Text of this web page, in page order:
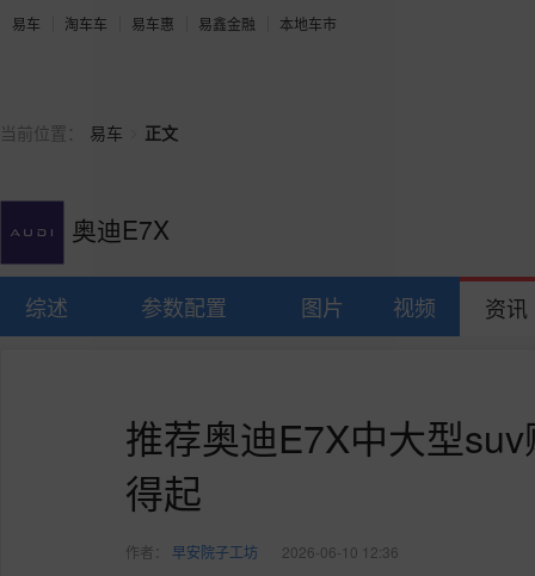
易车 淘车车 易车惠 易鑫金融 本地车市
当前位置： 易车 正文
奥迪E7X
综述 参数配置 图片 视频 资讯
推荐奥迪E7X中大型
得起
作者： 早安院子工坊 2026-06-10 12:36